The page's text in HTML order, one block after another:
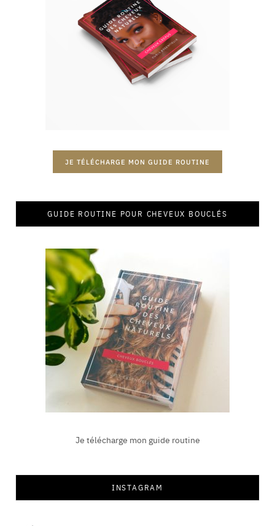
JE TÉLÉCHARGE MON GUIDE ROUTINE
GUIDE ROUTINE POUR CHEVEUX BOUCLÉS
Je télécharge mon guide routine
INSTAGRAM